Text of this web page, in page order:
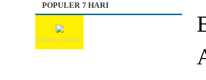
POPULER 7 HARI
Requesting Content...